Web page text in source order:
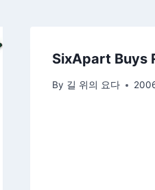
SixApart Buys
By 길 위의 요다